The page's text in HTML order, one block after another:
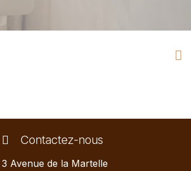
Contactez-nous
3 Avenue de la Martelle